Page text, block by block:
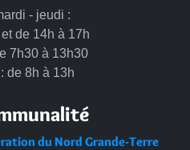
- jeudi :
de 14h à 17h
7h30 à 13h30
de 8h à 13h
du Nord Grande-Terre